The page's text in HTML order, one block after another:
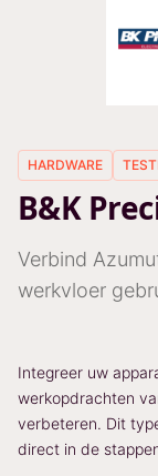
HARDWARE
B&K
Verbind
werkvloer
Integreer uw
werkopdrachten
verbeteren. Dit
direct in de